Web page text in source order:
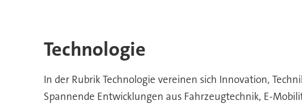
Technologie
In der Rubrik Technologie vereinen sich Innovation,
Spannende Entwicklungen aus Fahrzeugtechnik, E-